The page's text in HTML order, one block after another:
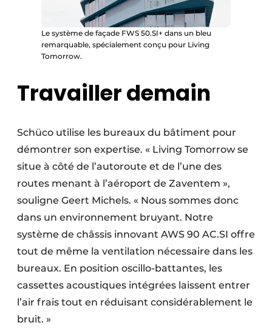
Le système de façade FWS 50.SI+ dans un bleu
remarquable, spécialement conçu pour Living
Tomorrow.
Travailler demain
Schüco utilise les bureaux du bâtiment pour
démontrer son expertise. « Living Tomorrow se
situe à côté de l’autoroute et de l’une des
routes menant à l’aéroport de Zaventem »,
souligne Geert Michels. « Nous sommes donc
dans un environnement bruyant. Notre
système de châssis innovant AWS 90 AC.SI offre
tout de même la ventilation nécessaire dans les
bureaux. En position oscillo-battantes, les
cassettes acoustiques intégrées laissent entrer
l’air frais tout en réduisant considérablement le
bruit. »